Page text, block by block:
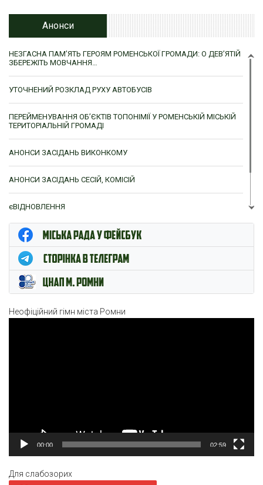
Анонси
НЕЗГАСНА ПАМ’ЯТЬ ГЕРОЯМ РОМЕНСЬКОЇ ГРОМАДИ: О ДЕВ’ЯТІЙ
ЗБЕРЕЖІТЬ МОВЧАННЯ…
УТОЧНЕНИЙ РОЗКЛАД РУХУ АВТОБУСІВ
ПЕРЕЙМЕНУВАННЯ ОБ’ЄКТІВ ТОПОНІМІЇ У РОМЕНСЬКІЙ МІСЬКІЙ
ТЕРИТОРІАЛЬНІЙ ГРОМАДІ
АНОНСИ ЗАСІДАНЬ ВИКОНКОМУ
АНОНСИ ЗАСІДАНЬ СЕСІЙ, КОМІСІЙ
єВІДНОВЛЕННЯ
ЦНАП м. Ромни
Неофіційний гімн міста Ромни
00:00 02:59
Для слабозорих